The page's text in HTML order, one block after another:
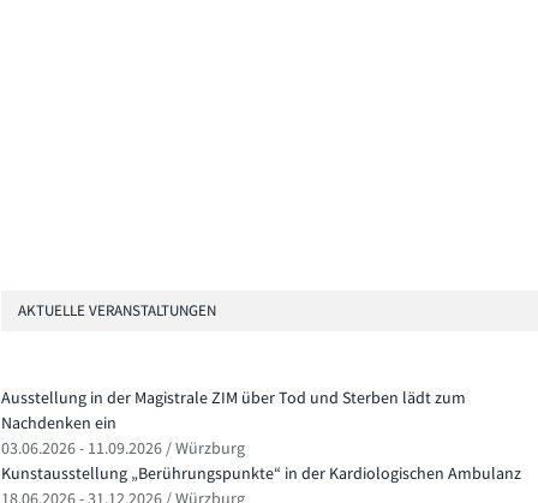
AKTUELLE VERANSTALTUNGEN
Ausstellung in der Magistrale ZIM über Tod und Sterben lädt zum
Nachdenken ein
03.06.2026 - 11.09.2026 / Würzburg
Kunstausstellung „Berührungspunkte“ in der Kardiologischen Ambulanz